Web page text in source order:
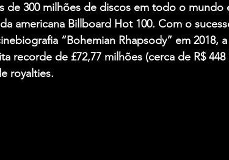
de 300 milhões de discos em todo o mundo
americana Billboard Hot 100. Com o
“Bohemian Rhapsody” em 2018,
recorde de £72,77 milhões (cerca de R$ 448
royalties.